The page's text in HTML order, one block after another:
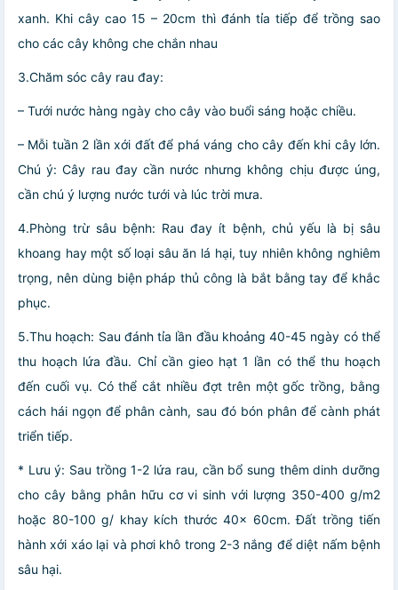
xanh. Khi cây cao 15 – 20cm thì đánh tỉa tiếp để trồng sao
cho các cây không che chắn nhau
3.Chăm sóc cây rau đay:
– Tưới nước hàng ngày cho cây vào buổi sáng hoặc chiều.
– Mỗi tuần 2 lần xới đất để phá váng cho cây đến khi cây lớn.
Chú ý: Cây rau đay cần nước nhưng không chịu được úng,
cần chú ý lượng nước tưới và lúc trời mưa.
4.Phòng trừ sâu bệnh: Rau đay ít bệnh, chủ yếu là bị sâu
khoang hay một số loại sâu ăn lá hại, tuy nhiên không nghiêm
trọng, nên dùng biện pháp thủ công là bắt bằng tay để khắc
phục.
5.Thu hoạch: Sau đánh tỉa lần đầu khoảng 40-45 ngày có thể
thu hoạch lứa đầu. Chỉ cần gieo hạt 1 lần có thể thu hoạch
đến cuối vụ. Có thể cắt nhiều đợt trên một gốc trồng, bằng
cách hái ngọn để phân cành, sau đó bón phân để cành phát
triển tiếp.
* Lưu ý: Sau trồng 1-2 lứa rau, cần bổ sung thêm dinh dưỡng
cho cây bằng phân hữu cơ vi sinh với lượng 350-400 g/m2
hoặc 80-100 g/ khay kích thước 40x 60cm. Đất trồng tiến
hành xới xáo lại và phơi khô trong 2-3 nắng để diệt nấm bệnh
sâu hại.